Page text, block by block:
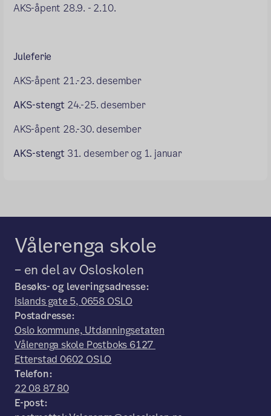
AKS-åpent 28.9. - 2.10.
Juleferie
AKS-åpent 21.-23. desember
AKS-stengt 24.-25. desember
AKS-åpent 28.-30. desember
AKS-stengt 31. desember og 1. januar
Vålerenga skole
– en del av Osloskolen
Besøks- og leveringsadresse:
Islands gate 5, 0658 OSLO
Postadresse:
Oslo kommune, Utdanningsetaten
Vålerenga skole Postboks 6127
Etterstad 0602 OSLO
Telefon:
22 08 87 80
E-post: